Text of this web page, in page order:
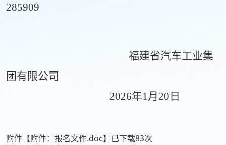
285909
福建省汽车工业集
团有限公司
2026年1 月 20 日
附件【 附件：报名文件.doc】已下载83次